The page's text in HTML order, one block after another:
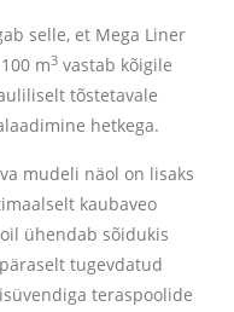
selle, et Mega Liner
m3 vastab kõigile
tõstetavale
hetkega.
mudeli näol on lisaks
kaubaveo
ühendab sõidukis
tugevdatud
teraspoolide